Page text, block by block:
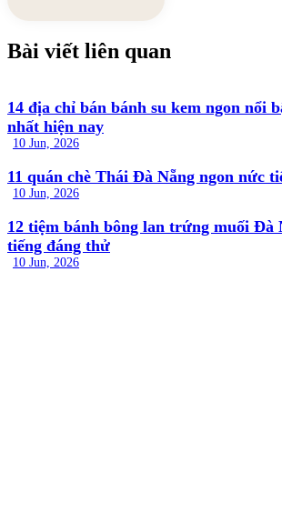
Bài viết liên quan
14 địa chỉ bán bánh su kem ngon nổi
nhất hiện nay
10 Jun, 2026
11 quán chè Thái Đà Nẵng ngon nức
10 Jun, 2026
12 tiệm bánh bông lan trứng muối Đà
tiếng đáng thử
10 Jun, 2026